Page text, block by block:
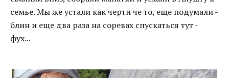
семье. Мы же устали как черти че то, еще подумали -
блин и еще два раза на соревах спускаться тут -
фух...